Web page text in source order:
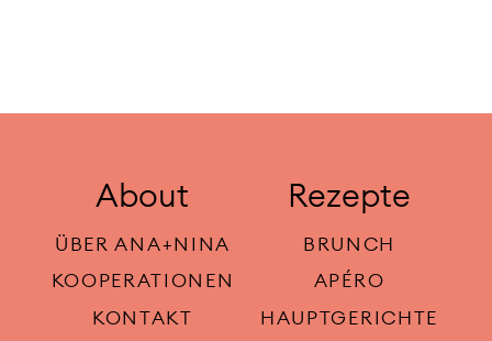
About
ÜBER ANA+NINA
KOOPERATIONEN
KONTAKT
Rezepte
BRUNCH
APÉRO
HAUPTGERICHTE